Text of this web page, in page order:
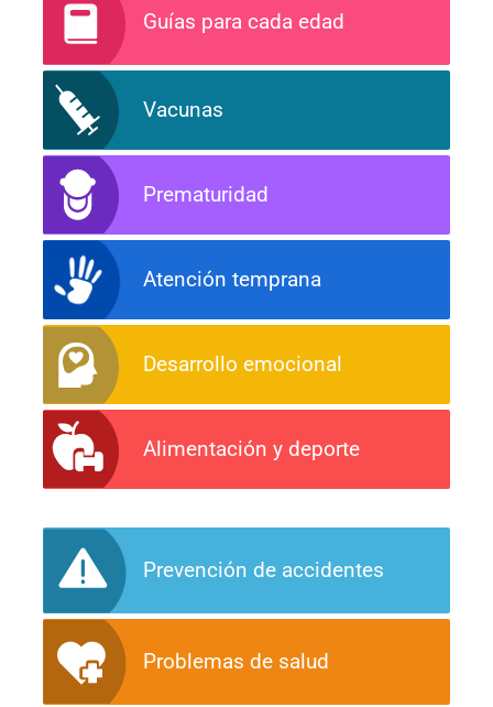
Guías para cada edad
Vacunas
Prematuridad
Atención temprana
Desarrollo emocional
Alimentación y deporte
Prevención de accidentes
Problemas de salud